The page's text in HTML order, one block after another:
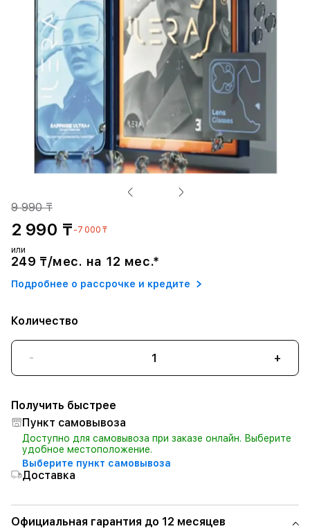
9 990 ₸
2 990 ₸ -7 000 ₸
или
249 ₸/мес. на 12 мес.*
Подробнее о рассрочке и кредите
Количество
- +
Получить быстрее
Пункт самовывоза
Доступно для самовывоза при заказе онлайн. Выберите
удобное местоположение.
Выберите пункт самовывоза
Доставка
Официальная гарантия до 12 месяцев